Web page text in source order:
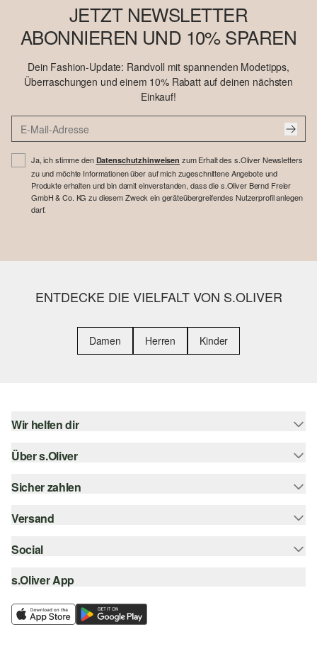
JETZT NEWSLETTER
ABONNIEREN UND 10% SPAREN
Dein Fashion-Update: Randvoll mit spannenden Modetipps,
Überraschungen und einem 10% Rabatt auf deinen nächsten
Einkauf!
Ja, ich stimme den Datenschutzhinweisen zum Erhalt des s.Oliver Newsletters
zu und möchte Informationen über auf mich zugeschnittene Angebote und
Produkte erhalten und bin damit einverstanden, dass die s.Oliver Bernd Freier
GmbH & Co. KG zu diesem Zweck ein geräteübergreifendes Nutzerprofil anlegen
darf.
ENTDECKE DIE VIELFALT VON S.OLIVER
Damen Herren Kinder
Wir helfen dir
Hilfe & FAQ
Größenberatung
Über s.Oliver
Newsletter
s.Oliver Card
Career
Wunschliste
Sicher zahlen
Rechnung
Kreditkarte
SSL-Verschlüsselung
Versand
Sendungsverfolgung
Post AT
Social
instagram
facebook
s.Oliver App